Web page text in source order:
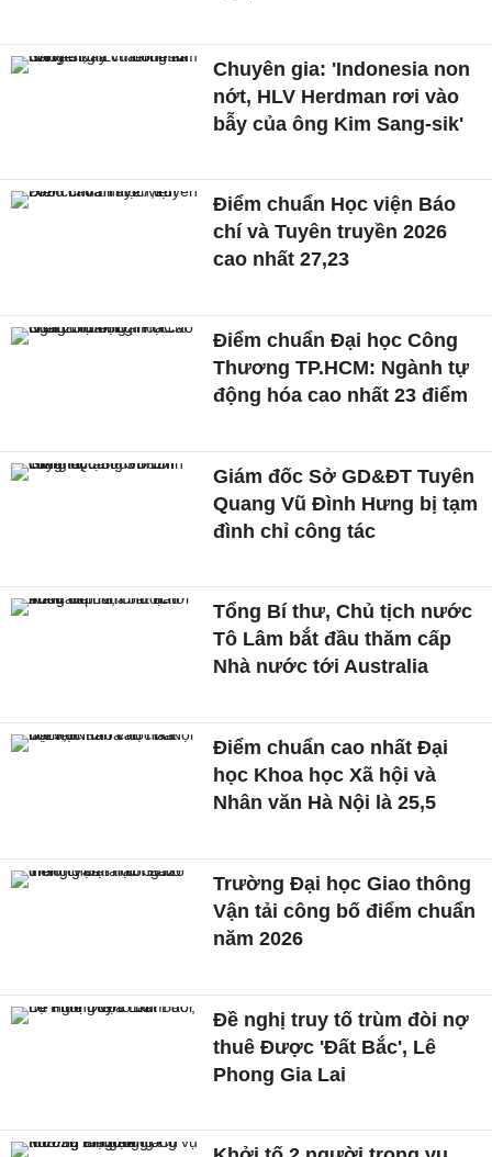
Chuyên gia: 'Indonesia non
nớt, HLV Herdman rơi vào
bẫy của ông Kim Sang-sik'
Điểm chuẩn Học viện Báo
chí và Tuyên truyền 2026
cao nhất 27,23
Điểm chuẩn Đại học Công
Thương TP.HCM: Ngành tự
động hóa cao nhất 23 điểm
Giám đốc Sở GD&ĐT Tuyên
Quang Vũ Đình Hưng bị tạm
đình chỉ công tác
Tổng Bí thư, Chủ tịch nước
Tô Lâm bắt đầu thăm cấp
Nhà nước tới Australia
Điểm chuẩn cao nhất Đại
học Khoa học Xã hội và
Nhân văn Hà Nội là 25,5
Trường Đại học Giao thông
Vận tải công bố điểm chuẩn
năm 2026
Đề nghị truy tố trùm đòi nợ
thuê Được 'Đất Bắc', Lê
Phong Gia Lai